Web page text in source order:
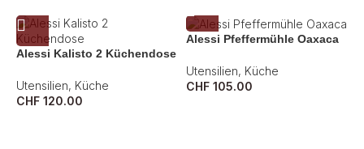
Alessi Kalisto 2 Küchendose
Utensilien, Küche
CHF 120.00
Alessi Pfeffermühle Oaxaca
Utensilien, Küche
CHF 105.00